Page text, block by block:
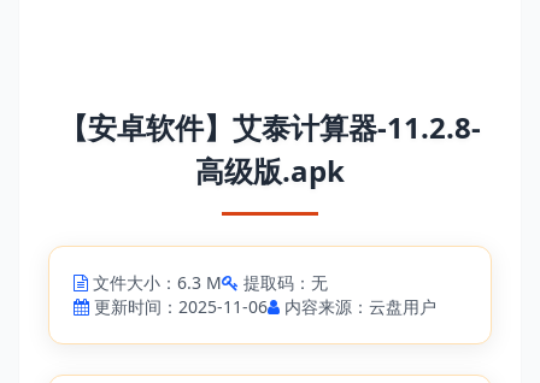
【安卓软件】艾泰计算器-11.2.8-
高级版.apk
文件大小：6.3 M
提取码：无
更新时间：2025-11-06
内容来源：云盘用户